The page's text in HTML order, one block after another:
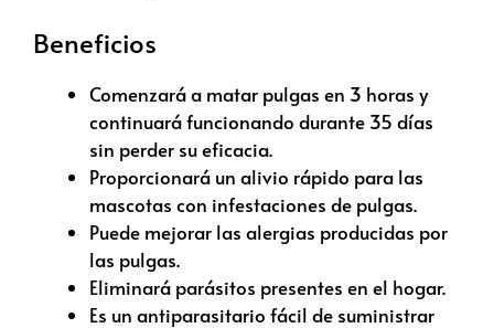
Beneficios
Comenzará a matar pulgas en 3 horas y
continuará funcionando durante 35 días
sin perder su eficacia.
Proporcionará un alivio rápido para las
mascotas con infestaciones de pulgas.
Puede mejorar las alergias producidas por
las pulgas.
Eliminará parásitos presentes en el hogar.
Es un antiparasitario fácil de suministrar